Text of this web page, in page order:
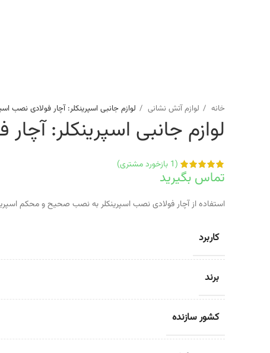
خانه لوازم آتش نشانی لوازم جانبی اسپرینکلر: آچار فولادی نصب
لوازم جانبی اسپرینکلر:
(
1 بازخورد مشتری)
تماس بگیرید
استفاده از آچار فولادی نصب اسپرینکلر به نصب صحیح و محکم
کاربرد
برند
کشور سازنده